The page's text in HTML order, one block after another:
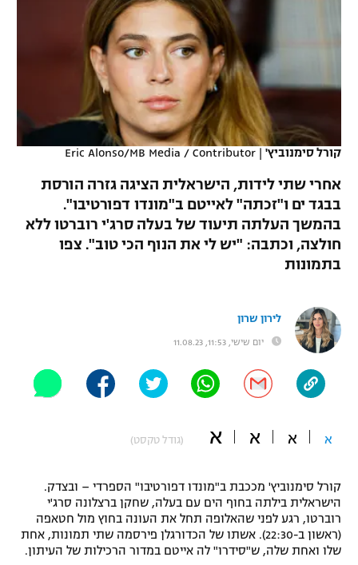
תוצאות
לוח שידורים
ברחבה
"מעל הליגה" – פודקאסט
"מחצית בשכונה" – פודקאסט
משתתפים וזוכים בפרסים
תקנון משתתפים וזוכים בפרסים
תקנון עבור פעילות אלקטרה
תקנון עבור פעילות ספורט 1 – "מרלן"
טניס
גיימינג E-Sports
בית"ר ירושלים
מכבי תל אביב
הפועל חיפה
הפועל באר שבע
בני יהודה
ליגה צרפתית
ליגה הולנדית
ליגה טורקית
ליגה סינית
ליגה ברזילאית
ליגות נוספות
מכבי תל אביב
הפועל חולון
הפועל ירושלים
כדוריד
כדורעף
שחייה
ג'ודו
אגרוף
UFC
היאבקות WWE
אופניים
ספורט מוטורי
פוטבול אמריקאי NFL
בייסבול MLB
קורל סימנוביץ' |
Eric Alonso/MB Media / Contributor
אחרי שתי לידות, הישראלית הציגה גזרה הורסת
בבגד ים ו"זכתה" לאייטם ב"מונדו דפורטיבו".
בהמשך העלתה תיעוד של בעלה סרג'י רוברטו ללא
חולצה, וכתבה: "יש לי את הנוף הכי טוב". צפו
בתמונות
לירון שרון
יום שישי, 11:53, 11.08.23
א א א א (גודל טקסט)
קורל סימנוביץ' מככבת ב"מונדו דפורטיבו" הספרדי – ובצדק.
הישראלית בילתה בחוף הים עם בעלה, שחקן ברצלונה סרג'י
רוברטו, רגע לפני שהאלופה תחל את העונה בחוץ מול חטאפה
(ראשון ב-22:30). אשתו של הכדורגלן פירסמה שתי תמונות, אחת
שלו ואחת שלה, ש"סידרו" לה אייטם במדור הרכילות של העיתון.